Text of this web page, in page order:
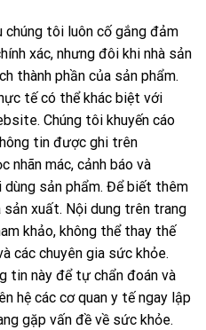
chúng tôi luôn cố gắng đảm
xác, nhưng đôi khi nhà sản
thành phần của sản phẩm.
tế có thể khác biệt với
Chúng tôi khuyến cáo
tin được ghi trên
nhãn mác, cảnh báo và
sản phẩm. Để biết thêm
sản xuất. Nội dung trên trang
khảo, không thể thay thế
các chuyên gia sức khỏe.
tin này để tự chẩn đoán và
hệ các cơ quan y tế ngay lập
gặp vấn đề về sức khỏe.